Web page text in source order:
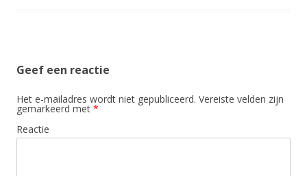
Geef een reactie
Het e-mailadres wordt niet gepubliceerd. Vereiste velden zijn
gemarkeerd met *
Reactie